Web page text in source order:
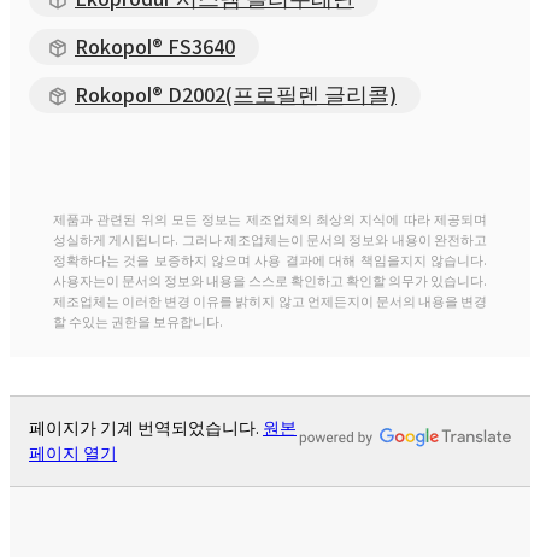
Rokopol® MS5225
Rokopol® MS5240
Rokopol® RF151V
Rokopol® RF152V(폴리에테르 폴리올)
Rokopol® RF2000 (폴리에테르 폴리올)
Rokopol® FS3640
Rokopol® D2002(프로필렌 글리콜)
제품과 관련된 위의 모든 정보는 제조업체의 최상의 지식에 따라 제공되며
성실하게 게시됩니다. 그러나 제조업체는이 문서의 정보와 내용이 완전하고
정확하다는 것을 보증하지 않으며 사용 결과에 대해 책임을지지 않습니다.
사용자는이 문서의 정보와 내용을 스스로 확인하고 확인할 의무가 있습니다.
제조업체는 이러한 변경 이유를 밝히지 않고 언제든지이 문서의 내용을 변경
할 수있는 권한을 보유합니다.
페이지가 기계 번역되었습니다. 원본
페이지 열기